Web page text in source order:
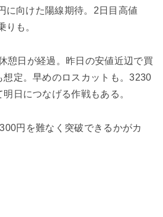
に向けた陽線期待。2日目高値
りも。
憩日が経過。昨日の安値近辺で買
想定。早めのロスカットも。3230
日につなげる作戦もある。
円を難なく突破できるかがカ